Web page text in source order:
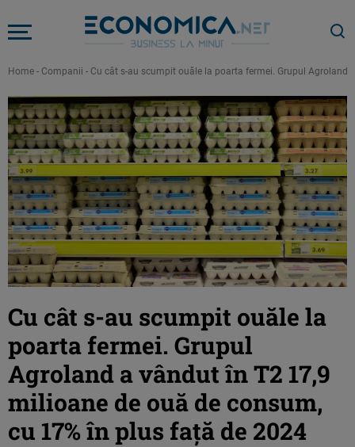
Home - Companii - Cu cât s-au scumpit ouăle la poarta fermei. Grupul
Cu cât s-au scumpit ouăle la
poarta fermei. Grupul
Agroland a vândut în T2 17,9
milioane de ouă de consum,
cu 17% în plus față de 2024